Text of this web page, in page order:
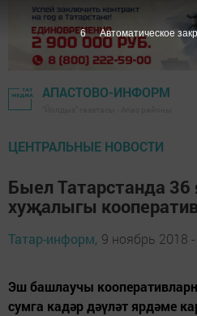
АПАСТОВО-ИНФОРМ
ЦЕНТРАЛЬНЫЕ НОВОСТИ
Быел Татарстанда 36
хуҗалыгы
Татар-информ, 9 ноябрь 2018
Эш башлаучы
сумга кадәр дәүләт ярдәме
5 Автоматическое